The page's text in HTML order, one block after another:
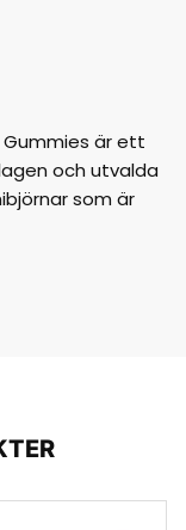
Gummies är ett
och utvalda
som är